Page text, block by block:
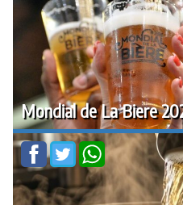
Mondial de La Biere